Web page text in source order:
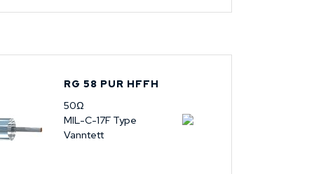
RG 58 PUR HFFH
50Ω
MIL-C-17F Type
Vanntett